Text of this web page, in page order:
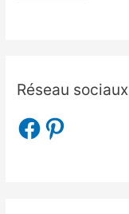
Réseau sociaux